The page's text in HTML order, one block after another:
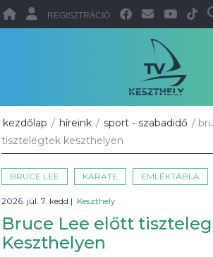
REGISZTRÁCIÓ
kezdőlap / híreink / sport - szabadidő /
tisztelegtek keszthelyen
BRUCE LEE KARATE EMLÉKTÁBLA
2026. júl. 7. kedd | Keszthely
Bruce Lee előtt
Keszthelyen